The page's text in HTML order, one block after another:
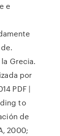
e
Grecia.
por
PDF |
to
de
2000;